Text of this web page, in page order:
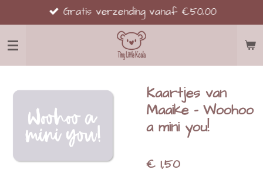
direct
naar
Gratis verzending vanaf €50,00
Kaartjes van
Maaike - Woohoo
a mini you!
€ 1,50